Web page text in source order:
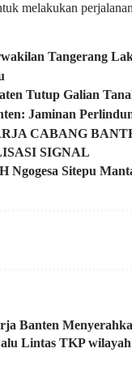
melakukan
Tangerang
Tutup Galian
Jaminan
CABANG
SIGNAL
Ngogesa Sitepu
Banten
Lintas TKP wilayah